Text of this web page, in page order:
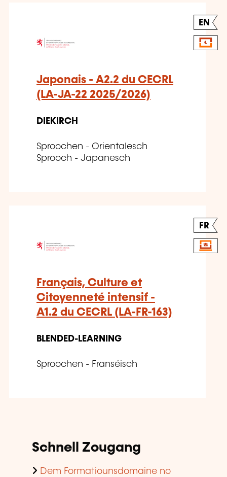
EN
Japonais - A2.2 du CECRL
(LA-JA-22 2025/2026)
DIEKIRCH
Sproochen - Orientalesch
Sprooch - Japanesch
FR
Français, Culture et
Citoyenneté intensif -
A1.2 du CECRL (LA-FR-163)
BLENDED-LEARNING
Sproochen - Franséisch
Schnell Zougang
Dem Formatiounsdomaine no